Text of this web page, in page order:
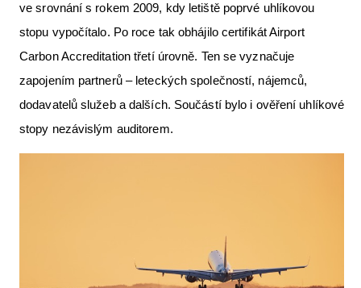
ve srovnání s rokem 2009, kdy letiště poprvé uhlíkovou
stopu vypočítalo. Po roce tak obhájilo certifikát Airport
Carbon Accreditation třetí úrovně. Ten se vyznačuje
zapojením partnerů – leteckých společností, nájemců,
dodavatelů služeb a dalších. Součástí bylo i ověření uhlíkové
stopy nezávislým auditorem.
Aktuální FR + archiv
Letecká muzea
VFR Communication app
The SAFE Guide app